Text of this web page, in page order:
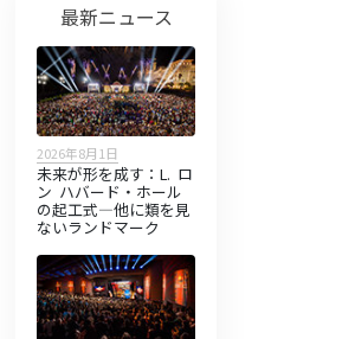
最新ニュース
2026年8月1日
未来が形を成す：L. ロ
ン ハバード・ホール
の起工式—他に類を見
ないランドマーク